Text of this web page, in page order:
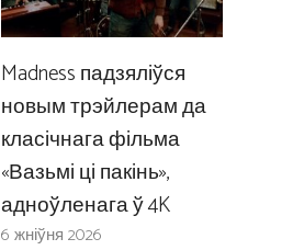
Madness падзяліўся
новым трэйлерам да
класічнага фільма
«Вазьмі ці пакінь»,
адноўленага ў 4K
6 жніўня 2026